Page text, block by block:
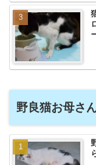
野良猫お母さ